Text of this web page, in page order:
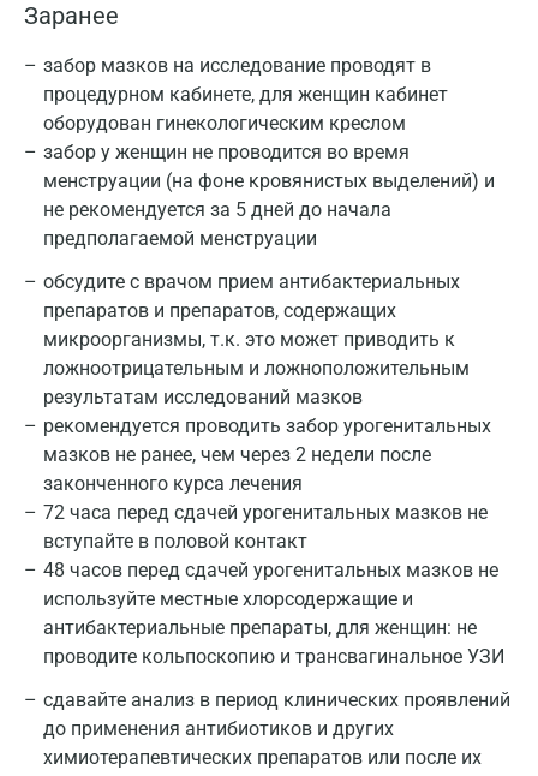
Заранее
забор мазков на исследование проводят в
процедурном кабинете, для женщин кабинет
оборудован гинекологическим креслом
забор у женщин не проводится во время
менструации (на фоне кровянистых выделений) и
не рекомендуется за 5 дней до начала
предполагаемой менструации
обсудите с врачом прием антибактериальных
препаратов и препаратов, содержащих
микроорганизмы, т.к. это может приводить к
ложноотрицательным и ложноположительным
результатам исследований мазков
рекомендуется проводить забор урогенитальных
мазков не ранее, чем через 2 недели после
законченного курса лечения
72 часа перед сдачей урогенитальных мазков не
вступайте в половой контакт
48 часов перед сдачей урогенитальных мазков не
используйте местные хлорсодержащие и
антибактериальные препараты, для женщин: не
проводите кольпоскопию и трансвагинальное УЗИ
сдавайте анализ в период клинических проявлений
до применения антибиотиков и других
химиотерапевтических препаратов или после их